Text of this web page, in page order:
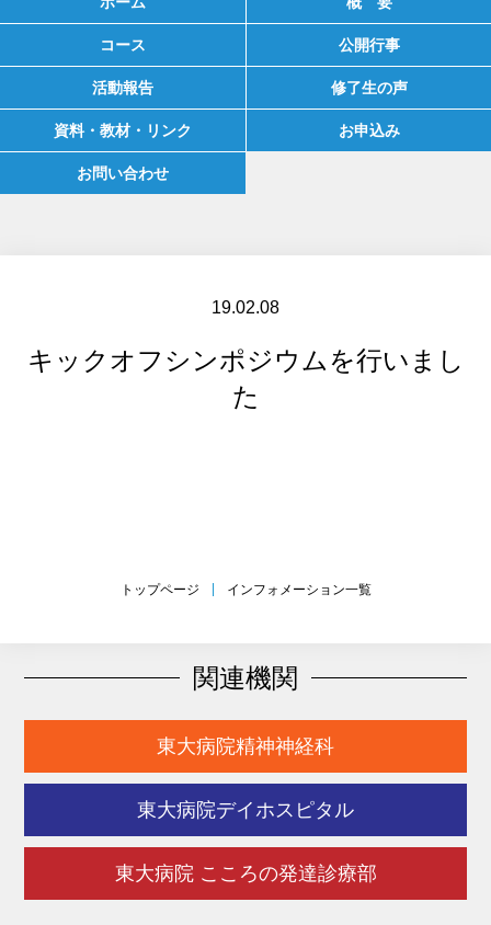
コース 公開行事
活動報告 修了生の声
資料・教材・リンク お申込み
お問い合わせ
19.02.08
キックオフシンポジウムを行いまし
た
トップページ インフォメーション一覧
関連機関
東大病院精神神経科
東大病院デイホスピタル
東大病院 こころの発達診療部